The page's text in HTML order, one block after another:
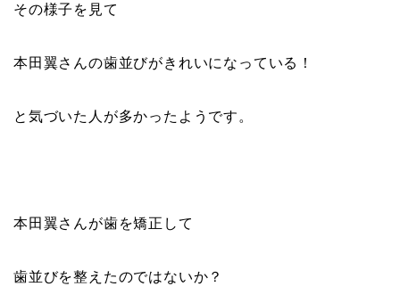
その様子を見て
本田翼さんの歯並びがきれいになっている！
と気づいた人が多かったようです。
本田翼さんが歯を矯正して
歯並びを整えたのではないか？